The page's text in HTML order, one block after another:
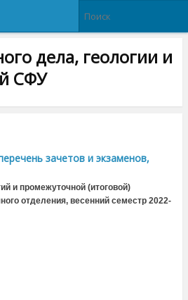
дела, геологии и
СФУ
зачетов и экзаменов,
и промежуточной (итоговой)
отделения, весенний семестр 2022-